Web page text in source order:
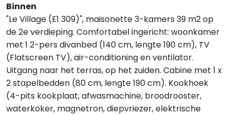
Binnen
"Le Village (E1 309)", maisonette 3-kamers 39 m2 op
de 2e verdieping. Comfortabel ingericht: woonkamer
met 1 2-pers divanbed (140 cm, lengte 190 cm), TV
(Flatscreen TV), air-conditioning en ventilator.
Uitgang naar het terras, op het zuiden. Cabine met 1 x
2 stapelbedden (80 cm, lengte 190 cm). Kookhoek
(4-pits kookplaat, afwasmachine, broodrooster,
waterkoker, magnetron, diepvriezer, elektrische